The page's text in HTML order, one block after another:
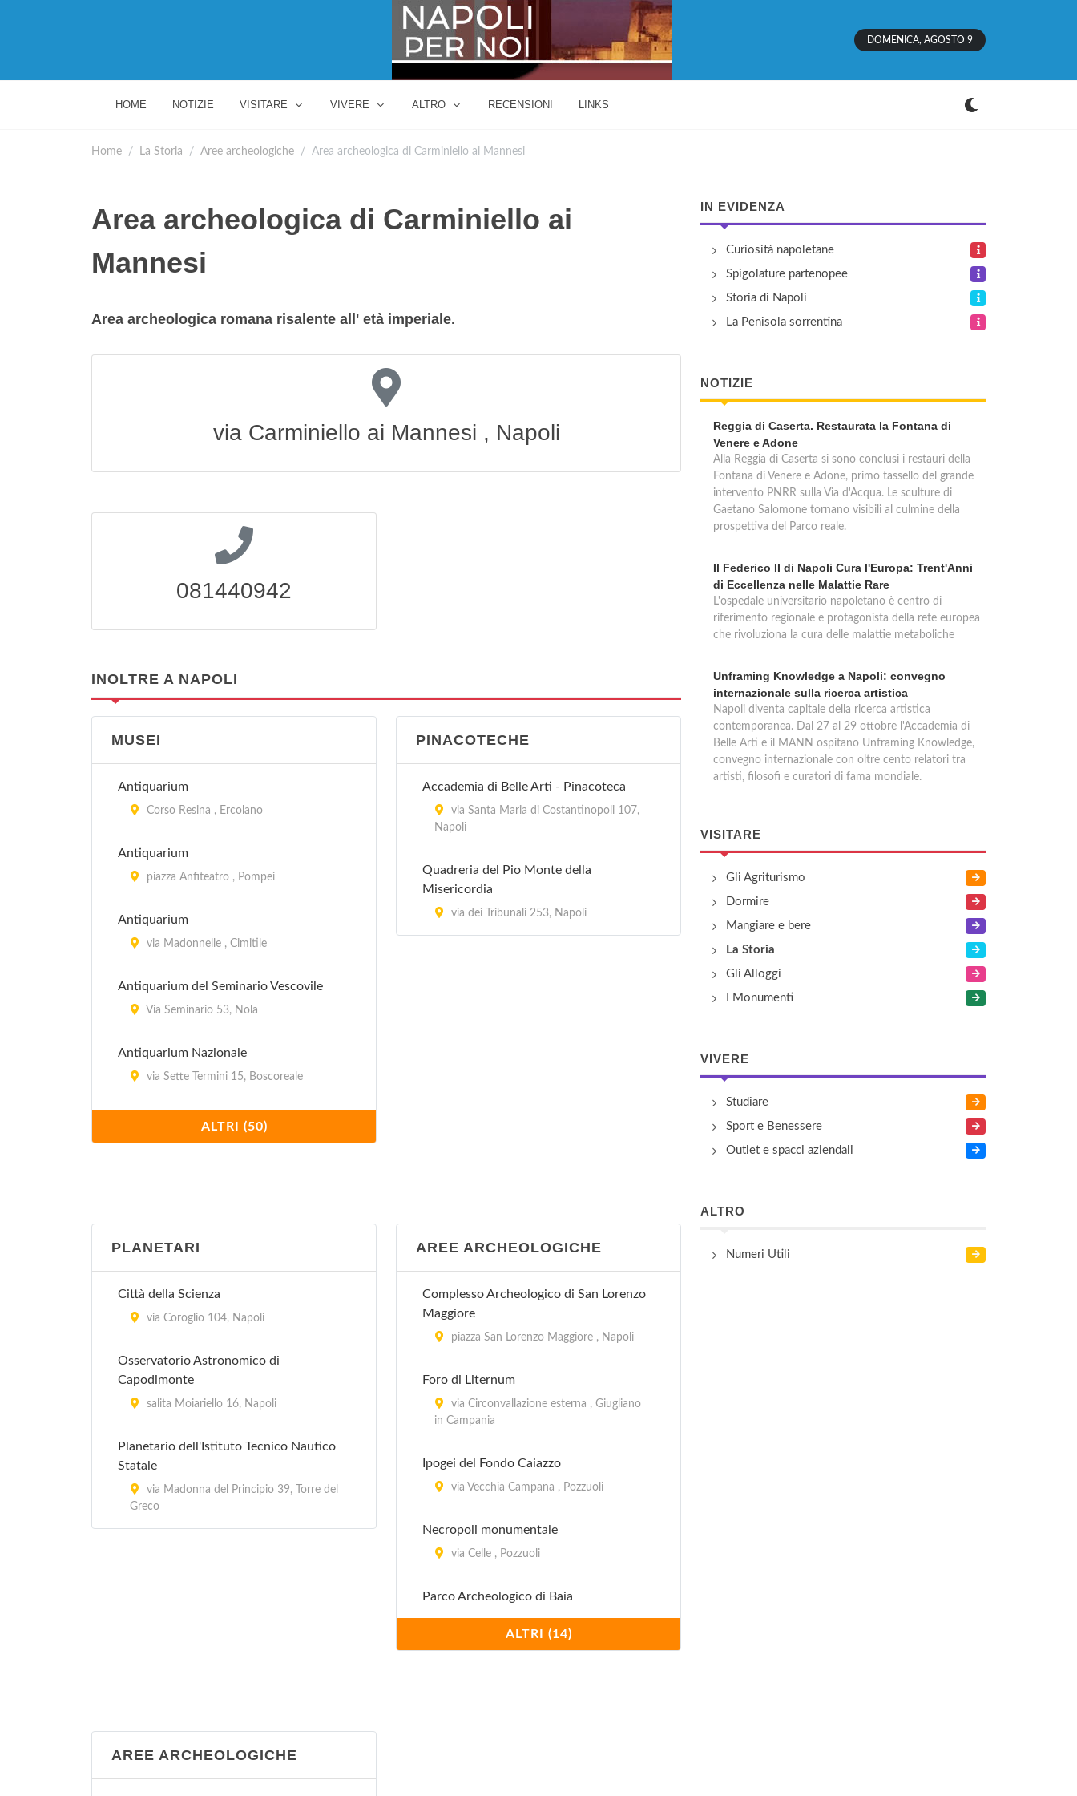
DOMENICA, AGOSTO 9
HOME NOTIZIE VISITARE VIVERE ALTRO RECENSIONI LINKS
Home La Storia Aree archeologiche Area archeologica di Carminiello ai Mannesi
Area archeologica di Carminiello ai
Mannesi
Area archeologica romana risalente all' età imperiale.
via Carminiello ai Mannesi , Napoli
081440942
INOLTRE A NAPOLI
MUSEI
Antiquarium
Corso Resina , Ercolano
Antiquarium
piazza Anfiteatro , Pompei
Antiquarium
via Madonnelle , Cimitile
Antiquarium del Seminario Vescovile
Via Seminario 53, Nola
Antiquarium Nazionale
via Sette Termini 15, Boscoreale
CAM - Casoria Contemporary Art
Centro Musei delle Scienze Naturali
via Mezzocannone 8, Napoli
via Coroglio 104, Napoli
Collezioni del Dipartimento di
Silvestri
via Università 100, Portici
Complesso Museale di Santa Chiara
ALTRI (50)
PINACOTECHE
Accademia di Belle Arti - Pinacoteca
via Santa Maria di Costantinopoli 107,
Napoli
Quadreria del Pio Monte della
Misericordia
via dei Tribunali 253, Napoli
PLANETARI
Città della Scienza
via Coroglio 104, Napoli
Osservatorio Astronomico di
Capodimonte
salita Moiariello 16, Napoli
Planetario dell'Istituto Tecnico Nautico
Statale
via Madonna del Principio 39, Torre del
Greco
AREE ARCHEOLOGICHE
Complesso Archeologico di San Lorenzo
Maggiore
piazza San Lorenzo Maggiore , Napoli
Foro di Liternum
via Circonvallazione esterna , Giugliano
in Campania
Ipogei del Fondo Caiazzo
via Vecchia Campana , Pozzuoli
Necropoli monumentale
via Celle , Pozzuoli
Parco Archeologico di Baia
via Sella di Baia , Bacoli
ALTRI (14)
AREE ARCHEOLOGICHE
IN EVIDENZA
Curiosità napoletane
Spigolature partenopee
Storia di Napoli
La Penisola sorrentina
NOTIZIE
Reggia di Caserta. Restaurata la Fontana di
Venere e Adone
Alla Reggia di Caserta si sono conclusi i restauri della
Fontana di Venere e Adone, primo tassello del grande
intervento PNRR sulla Via d'Acqua. Le sculture di
Gaetano Salomone tornano visibili al culmine della
prospettiva del Parco reale.
Il Federico II di Napoli Cura l'Europa: Trent'Anni
di Eccellenza nelle Malattie Rare
L'ospedale universitario napoletano è centro di
riferimento regionale e protagonista della rete europea
che rivoluziona la cura delle malattie metaboliche
Unframing Knowledge a Napoli: convegno
internazionale sulla ricerca artistica
Napoli diventa capitale della ricerca artistica
contemporanea. Dal 27 al 29 ottobre l'Accademia di
Belle Arti e il MANN ospitano Unframing Knowledge,
convegno internazionale con oltre cento relatori tra
artisti, filosofi e curatori di fama mondiale.
VISITARE
Gli Agriturismo
Dormire
Mangiare e bere
La Storia
Gli Alloggi
I Monumenti
VIVERE
Studiare
Sport e Benessere
Outlet e spacci aziendali
ALTRO
Numeri Utili